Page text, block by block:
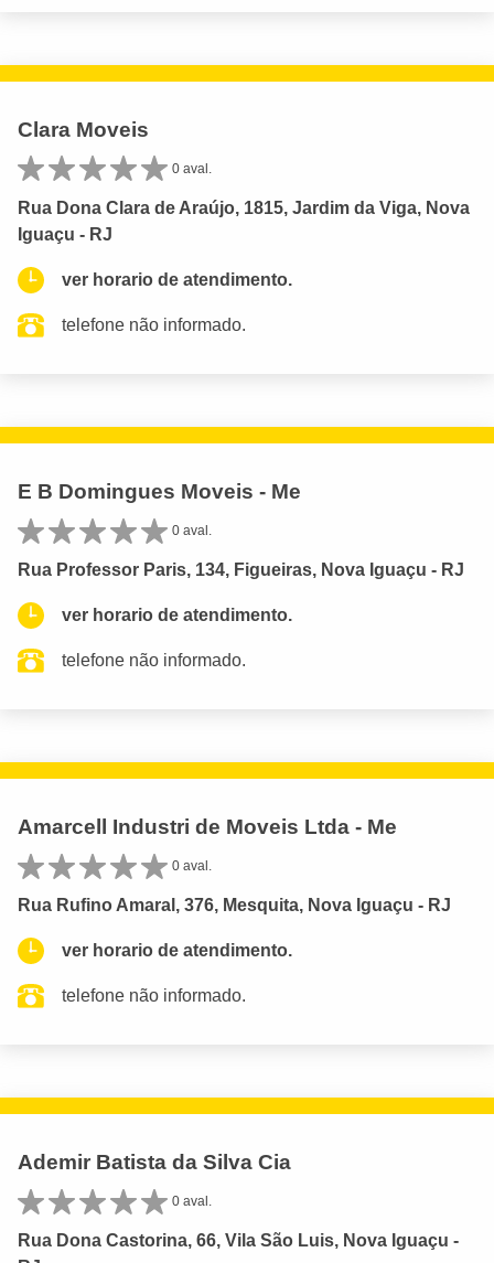
Clara Moveis
0 aval.
Rua Dona Clara de Araújo, 1815, Jardim da Viga, Nova
Iguaçu - RJ
ver horario de atendimento.
telefone não informado.
E B Domingues Moveis - Me
0 aval.
Rua Professor Paris, 134, Figueiras, Nova Iguaçu - RJ
ver horario de atendimento.
telefone não informado.
Amarcell Industri de Moveis Ltda - Me
0 aval.
Rua Rufino Amaral, 376, Mesquita, Nova Iguaçu - RJ
ver horario de atendimento.
telefone não informado.
Ademir Batista da Silva Cia
0 aval.
Rua Dona Castorina, 66, Vila São Luis, Nova Iguaçu -